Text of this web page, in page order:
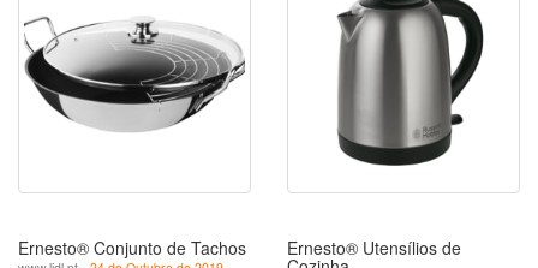
Ernesto® Conjunto de Tachos Ernesto® Utensílios de